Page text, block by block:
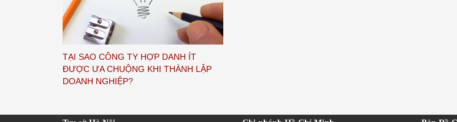
TẠI SAO CÔNG TY HỢP DANH ÍT
ĐƯỢC ƯA CHUỘNG KHI THÀNH LẬP
DOANH NGHIỆP?